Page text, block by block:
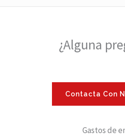
¿Alguna
Contacta Con
Gastos de